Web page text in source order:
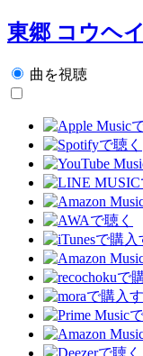
東郷 コウヘイ
曲を視聴